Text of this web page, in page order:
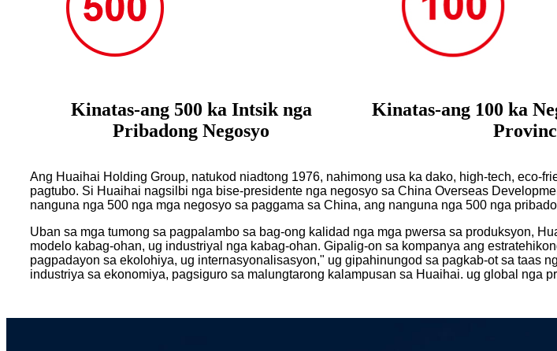
Kinatas-ang 500 ka Intsik nga
Pribadong Negosyo
Kinatas-ang 100 ka
Ang Huaihai Holding Group, natukod niadtong 1976, nahimong usa ka dako, high-tech, eco-
pagtubo. Si Huaihai nagsilbi nga bise-presidente nga negosyo sa China Overseas
nanguna nga 500 nga mga negosyo sa paggama sa China, ang nanguna nga 500 nga
Uban sa mga tumong sa pagpalambo sa bag-ong kalidad nga mga pwersa sa produksyon,
modelo kabag-ohan, ug industriyal nga kabag-ohan. Gipalig-on sa kompanya ang
pagpadayon sa ekolohiya, ug internasyonalisasyon," ug gipahinungod sa pagkab-ot sa taas
industriya sa ekonomiya, pagsiguro sa malungtarong kalampusan sa Huaihai. ug global nga